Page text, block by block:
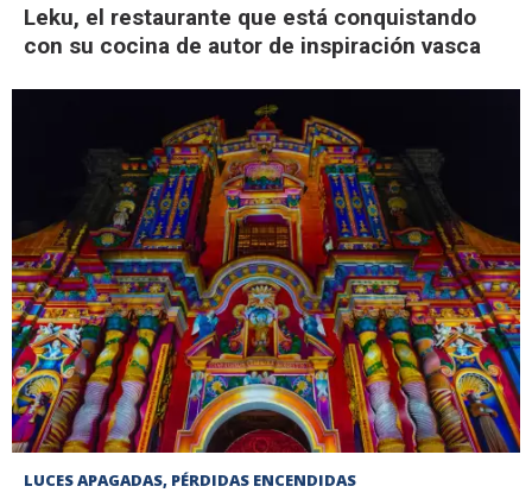
Leku, el restaurante que está conquistando
con su cocina de autor de inspiración vasca
LUCES APAGADAS, PÉRDIDAS ENCENDIDAS